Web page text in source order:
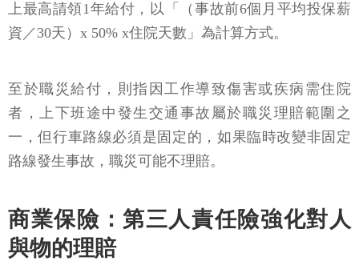
上最高請領1年給付，以「（事故前6個月平均投保薪
資／30天）x 50% x住院天數」為計算方式。
至於職災給付，則指因工作導致傷害或疾病需住院
者，上下班途中發生交通事故屬於職災理賠範圍之
一，但行車路線必須是固定的，如果臨時改變非固定
路線發生事故，職災可能不理賠。
商業保險：第三人責任險強化對人
與物的理賠